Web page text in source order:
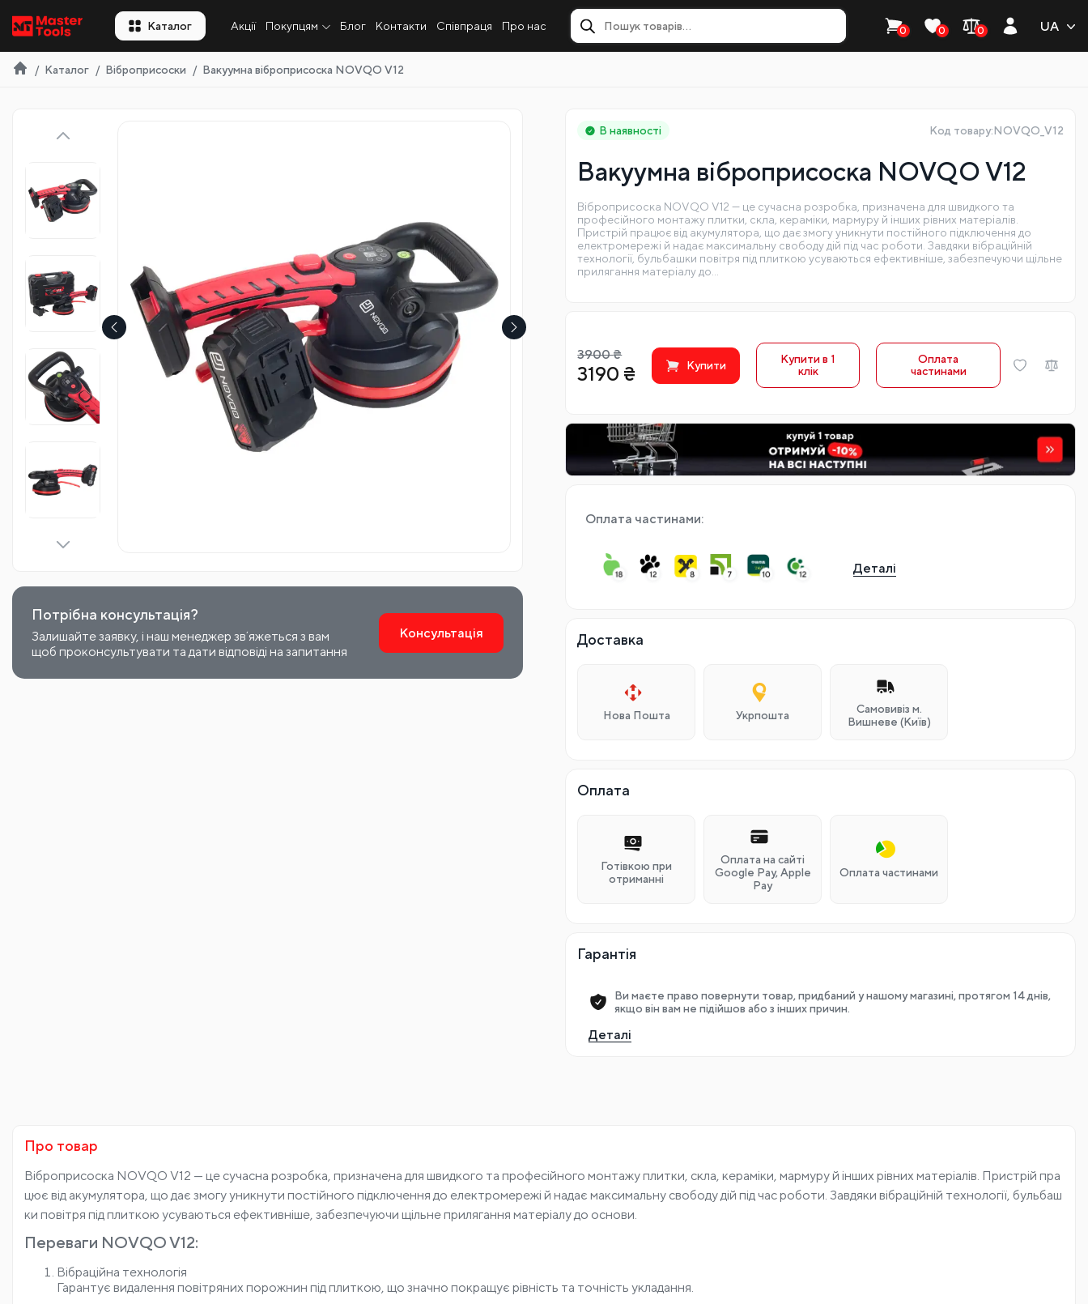
UA
Каталог Акції Покупцям Блог Контакти Співпраця Про нас 0 0 0 UA
Каталог Віброприсоски Вакуумна віброприсоска NOVQO V12
Потрібна консультація?
Залишайте заявку, і наш менеджер звʼяжеться з вам
щоб проконсультувати та дати відповіді на запитання
Консультація
В наявності Код товару:NOVQO_V12
Вакуумна віброприсоска NOVQO V12
Віброприсоска NOVQO V12 — це сучасна розробка, призначена для швидкого та
професійного монтажу плитки, скла, кераміки, мармуру й інших рівних матеріалів.
Пристрій працює від акумулятора, що дає змогу уникнути постійного підключення до
електромережі й надає максимальну свободу дій під час роботи. Завдяки вібраційній
технології, бульбашки повітря під плиткою усуваються ефективніше, забезпечуючи щільне
прилягання матеріалу до…
3900₴
3190 ₴ Купити
Купити в 1
клiк
Оплата
частинами
Оплата частинами:
Деталі
Доставка
Нова Пошта Укрпошта
Самовивіз м.
Вишневе (Київ)
Оплата
Готівкою при
отриманні
Оплата на сайті
Google Pay, Apple
Pay
Оплата частинами
Гарантія
Ви маєте право повернути товар, придбаний у нашому магазині, протягом 14 днів,
якщо він вам не підійшов або з інших причин.
Деталі
Про товар
Віброприсоска NOVQO V12 — це сучасна розробка, призначена для швидкого та професійного монтажу плитки, скла, кераміки, мармуру й інших рівних матеріалів. Пристрій пра
цює від акумулятора, що дає змогу уникнути постійного підключення до електромережі й надає максимальну свободу дій під час роботи. Завдяки вібраційній технології, бульбаш
ки повітря під плиткою усуваються ефективніше, забезпечуючи щільне прилягання матеріалу до основи.
Переваги NOVQO V12:
Вібраційна технологія
Гарантує видалення повітряних порожнин під плиткою, що значно покращує рівність та точність укладання.